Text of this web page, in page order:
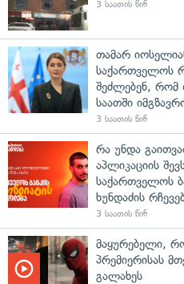
3 საათის წინ
თამარ
საქართველოს
შეძლებენ, რომ
საათში
3 საათის წინ
რა უნდა
აპლიკაციის
საქართველოს
ხუნდაძის
3 საათის წინ
მაყურებელი,
პრემიერისას
გალახეს